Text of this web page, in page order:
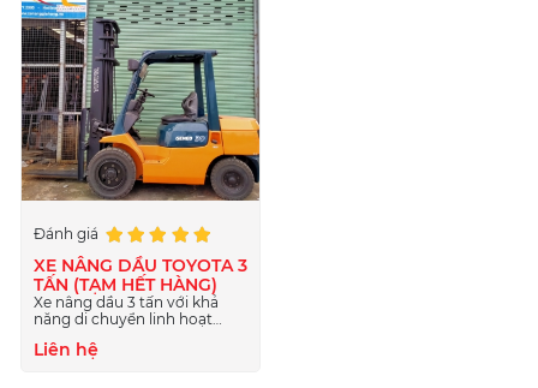
Đánh giá
XE NÂNG DẦU TOYOTA 3
TẤN (TẠM HẾT HÀNG)
Xe nâng dầu 3 tấn với khả
năng di chuyển linh hoạt
không bằng phẳng
Liên hệ